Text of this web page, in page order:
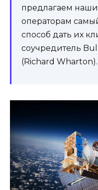
предлагаем
операторам
способ дать их
соучредитель
(Richard Wharton).